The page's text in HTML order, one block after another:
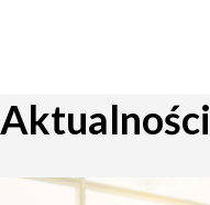
Aktualności